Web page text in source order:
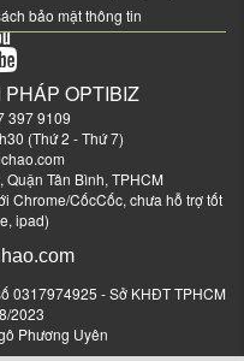
bảo mật thông tin
OPTIBIZ
397 9109
(Thứ 2 - Thứ 7)
Quận Tân Bình, TPHCM
Chrome/CốcCốc, chưa hỗ trợ tốt
ipad)
0317974925 - Sở KHĐT TPHCM
2023
Phương Uyên